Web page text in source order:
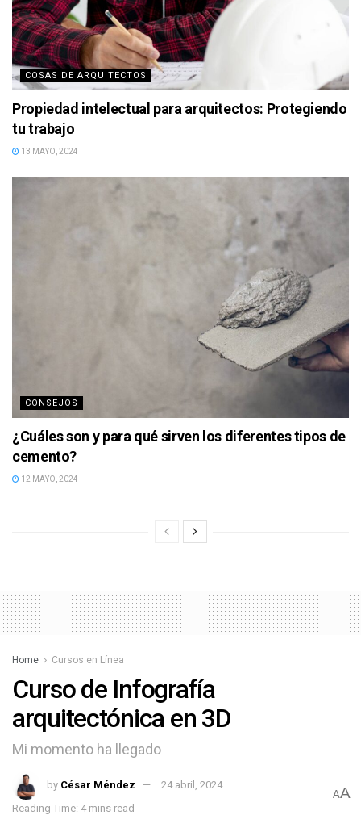
COSAS DE ARQUITECTOS
Propiedad intelectual para arquitectos: Protegiendo
tu trabajo
13 MAYO, 2024
CONSEJOS
¿Cuáles son y para qué sirven los diferentes tipos de
cemento?
12 MAYO, 2024
Home Cursos en Línea
Curso de Infografía
arquitectónica en 3D
Mi momento ha llegado
by César Méndez
24 abril, 2024
Reading Time: 4 mins read
AA